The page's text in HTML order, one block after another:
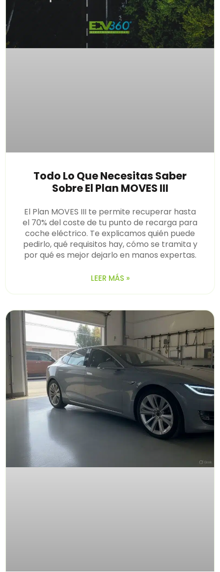
Todo Lo Que Necesitas Saber
Sobre El Plan MOVES III
El Plan MOVES III te permite recuperar hasta
el 70% del coste de tu punto de recarga para
coche eléctrico. Te explicamos quién puede
pedirlo, qué requisitos hay, cómo se tramita y
por qué es mejor dejarlo en manos expertas.
LEER MÁS »